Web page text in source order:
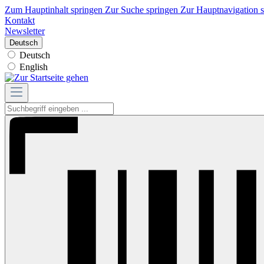
Zum Hauptinhalt springen Zur Suche springen Zur Hauptnavigation
Kontakt
Newsletter
Deutsch
Deutsch
English